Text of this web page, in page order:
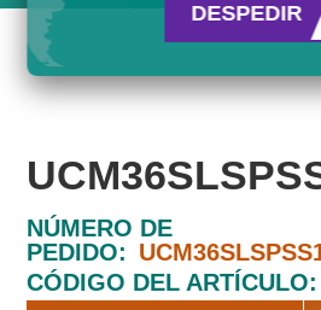
NÚMERO DE
PEDIDO:
CÓDIGO DEL ARTÍCULO:
DESPEDIR